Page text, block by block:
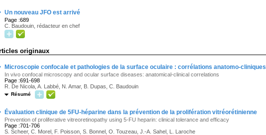
Un nouveau JFO est arrivé
Page :689
C. Baudouin, rédacteur en chef
originaux
Microscopie confocale et pathologies de la surface oculaire : corrélations anatomo-cliniques
In vivo confocal microscopy and ocular surface diseases: anatomical-clinical correlations
Page :691-698
R. De Nicola, A. Labbé, N. Amar, B. Dupas, C. Baudouin
Résumé
Évaluation clinique de 5FU-héparine dans la prévention de la prolifération vitréorétinienne
Prevention of proliferative vitreoretinopathy using 5-FU heparin: clinical tolerance and efficacy
Page :701-706
S. Scheer, C. Morel, F. Poisson, S. Bonnel, O. Touzeau, J.-A. Sahel, L. Laroche